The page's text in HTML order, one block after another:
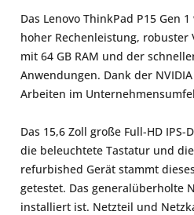
Das Lenovo ThinkPad P15
hoher Rechenleistung, robuster
mit 64 GB RAM und der
Anwendungen. Dank der
Arbeiten im
Das 15,6 Zoll große Full-HD
die beleuchtete Tastatur und
refurbished Gerät stammt
getestet. Das generalüberholte
installiert ist. Netzteil und